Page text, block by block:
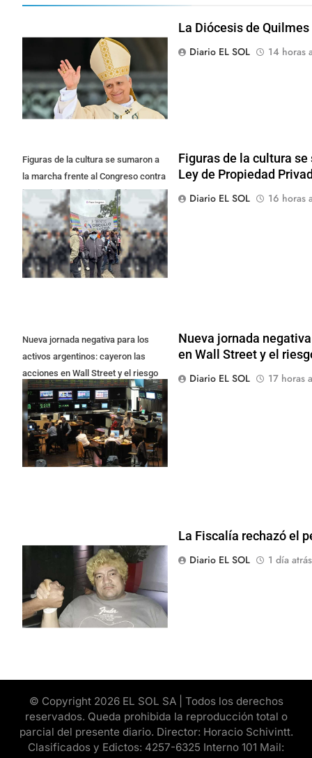
La Diócesis de
Diario EL SOL
14 horas
Figuras de la cultura se sumaron a
la marcha frente al Congreso contra
la Ley de Propiedad Privada
Figuras de la cultura
Ley de Propiedad
Diario EL SOL
16 horas
Nueva jornada negativa para los
activos argentinos: cayeron las
acciones en Wall Street y el riesgo
país quedó al borde de los 450 punt
Nueva jornada
en Wall Street y el
Diario EL SOL
17 horas
La Fiscalía rechazó el
Diario EL SOL
1 día atrás
© Copyright 2026 EL SOL SA | Todos los derechos
reservados. Queda prohibida la reproducción total o
parcial del presente diario. Director: Horacio Schivintt.
Clasificados y Edictos: 4257-6325 Interno 101 Mail: